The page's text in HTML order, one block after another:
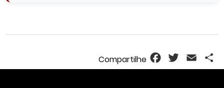
FacebookTwitterEmail